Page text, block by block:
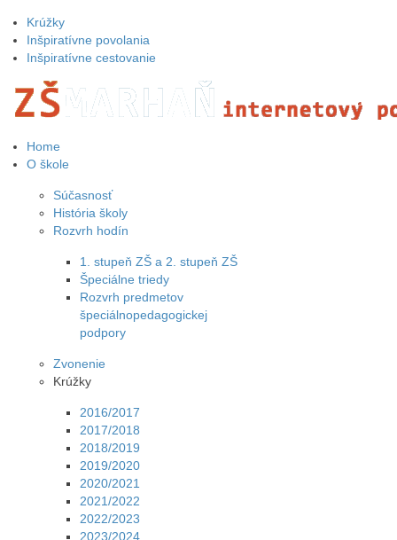
Krúžky
Inšpiratívne povolania
Inšpiratívne cestovanie
Home
O škole
Súčasnosť
História školy
Rozvrh hodín
1. stupeň ZŠ a 2. stupeň ZŠ
Špeciálne triedy
Rozvrh predmetov
špeciálnopedagogickej
podpory
Zvonenie
Krúžky
2016/2017
2017/2018
2018/2019
2019/2020
2020/2021
2021/2022
2022/2023
2023/2024